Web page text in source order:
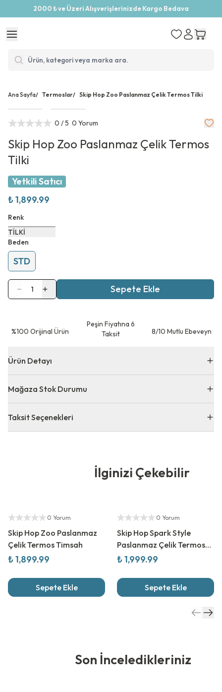
2000 ₺ ve Üzeri Alışverişlerinizde Kargo Bedava
Ana Sayfa/ Termoslar/ Skip Hop Zoo Paslanmaz Çelik Termos Tilki
0 / 5 0 Yorum
Skip Hop Zoo Paslanmaz Çelik Termos
Tilki
Yetkili Satıcı
₺ 1,899.99
Renk
TİLKİ
Beden
STD
1 Sepete Ekle
⁠%100 Orijinal Ürün
Peşin Fiyatına 6
Taksit
8/10 Mutlu Ebeveyn
Ürün Detayı
Mağaza Stok Durumu
Taksit Seçenekleri
İlginizi Çekebilir
0 Yorum
Skip Hop Zoo Paslanmaz
Çelik Termos Timsah
₺ 1,899.99
Sepete Ekle
0 Yorum
Skip Hop Spark Style
Paslanmaz Çelik Termos
Robot
₺ 1,999.99
Sepete Ekle
Son İnceledikleriniz